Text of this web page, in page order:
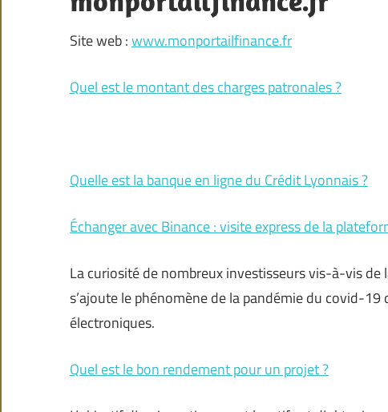
Site web :www.monportailfinance.fr
Quel est le montant des charges patronales ?
Quelle est la banque en ligne du Crédit Lyonnais ?
Échanger avec Binance : visite express de la
La curiosité de nombreux investisseurs vis-à-vis de
s’ajoute le phénomène de la pandémie du covid-
électroniques.
Quel est le bon rendement pour un projet ?